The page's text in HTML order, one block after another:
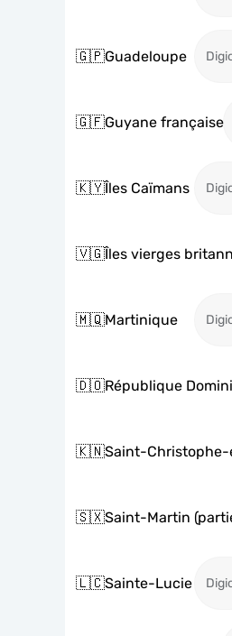
🇬🇵Guadeloupe
🇬🇫Guyane française
🇰🇾Îles Caïmans
🇻🇬Îles vierges
🇲🇶Martinique
🇩🇴République
🇰🇳Saint-
🇸🇽Saint-Martin
🇱🇨Sainte-Lucie